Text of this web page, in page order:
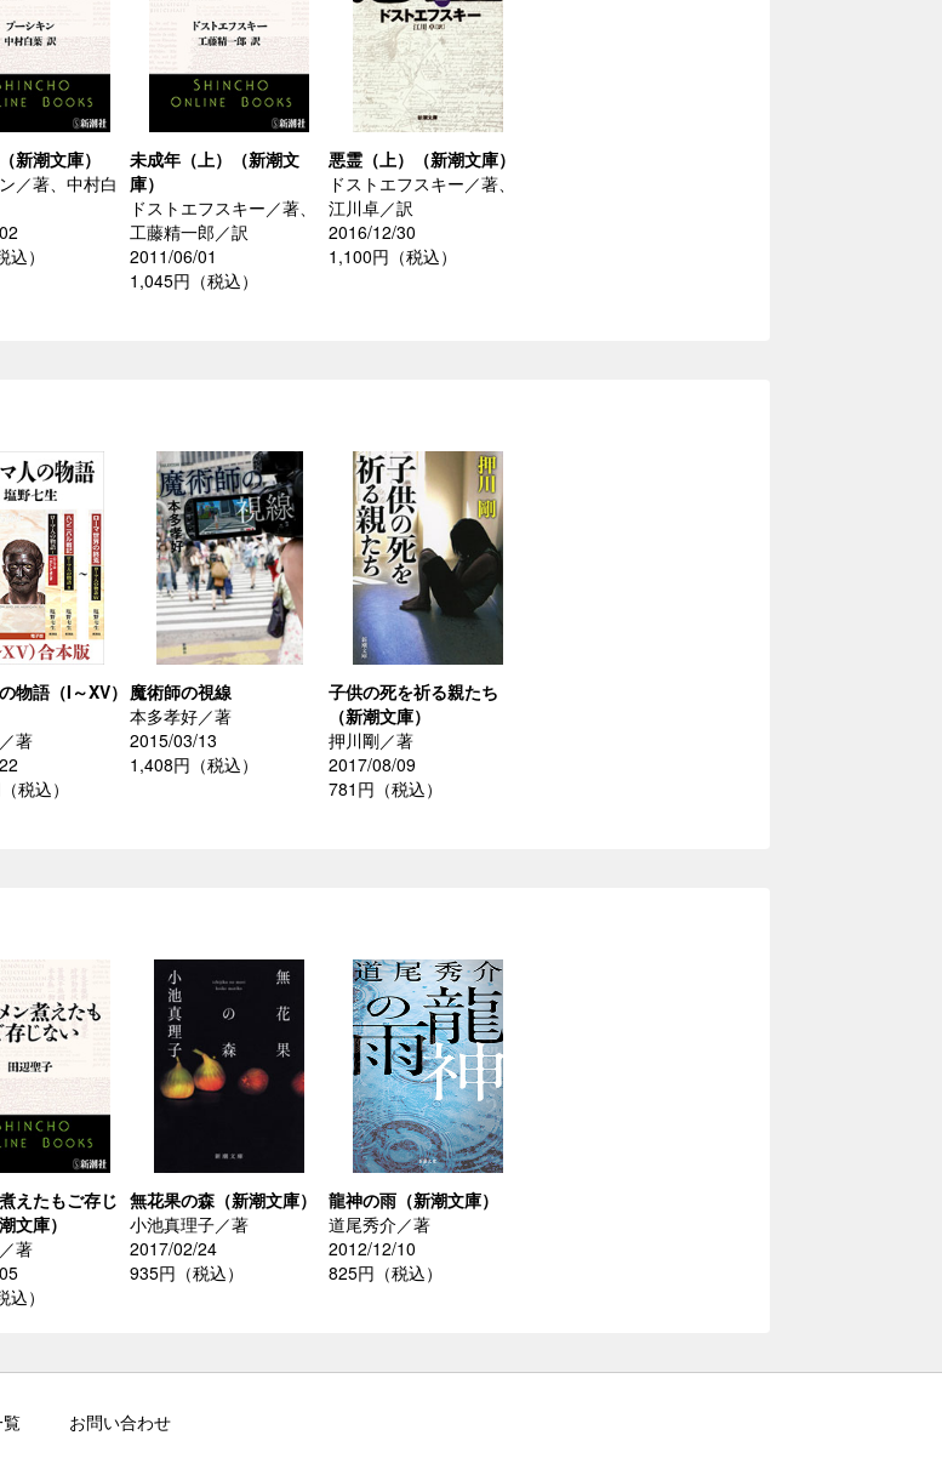
新潮文庫）
／著、中村白
）
未成年（上）（新潮文
庫）
ドストエフスキー／著、
工藤精一郎／訳
2011/06/01
1,045円（税込）
悪霊（上）（新潮文庫）
ドストエフスキー／著、
江川卓／訳
2016/12/30
1,100円（税込）
物語（I～XV）
著
税込）
魔術師の視線
本多孝好／著
2015/03/13
1,408円（税込）
子供の死を祈る親たち
（新潮文庫）
押川剛／著
2017/08/09
781円（税込）
えたもご存じ
文庫）
著
）
無花果の森（新潮文庫）
小池真理子／著
2017/02/24
935円（税込）
龍神の雨（新潮文庫）
道尾秀介／著
2012/12/10
825円（税込）
お問い合わせ